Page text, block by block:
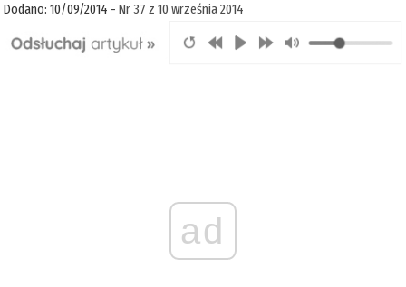
Dodano: 10/09/2014 -Nr 37 z 10 września 2014
ad